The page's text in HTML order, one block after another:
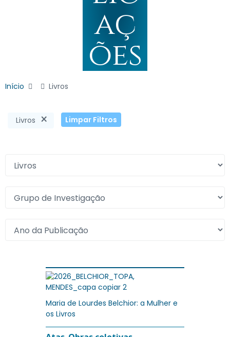
aç
ões
Início Livros
Livros × Limpar Filtros
Maria de Lourdes Belchior: a Mulher e
os Livros